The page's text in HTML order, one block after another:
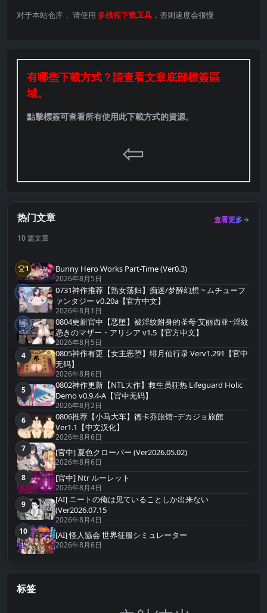
对于本站仓库， 请使用 多线程下载工具 ，否则速度会很慢
有哪些下載方式？請查看文章底部標簽區
域。
點擊標簽可查看所有使用此下載方式的資源。
⇦
热门文章
查看更多
10 篇文章
第1名
1 Bunny Hero Works Part-Time (Ver0.3)
2026年8月5日
第2名
2
0731神作推荐【熟女荡妇】痴迷/梦醉幻想 ~ ムチューフ
ァンタジー v0.20a【官方中文】
2026年8月1日
第3名
3
0804更新官中【恶堕】被淫纹附身的圣母·艾丽西亚~淫紋
憑きのマザー・アリシア v1.5【官方中文】
2026年8月5日
第4名
4
0805神作有更【女主恶堕】绯月仙行录 Verv1.291【官中
无码】
2026年8月6日
第5名
5
0802神作更新【NTL大作】救生员狂热 Lifeguard Holic
Demo v0.9.4-A【官中无码】
2026年8月2日
第6名
6
0806推荐【小马大车】德卡乔旅馆~デカジョ旅館
Ver1.1【中文汉化】
2026年8月6日
第7名
7 [官中] 夏色クローバー (Ver2026.05.02)
2026年8月6日
第8名
8 [官中] Ntr ルーレット
2026年8月4日
第9名
9
[AI] ニートの俺は见ていることしか出来ない
(Ver2026.07.15
2026年8月4日
第10名
10 [AI] 怪人協会 世界征服シミュレーター
2026年8月6日
标签